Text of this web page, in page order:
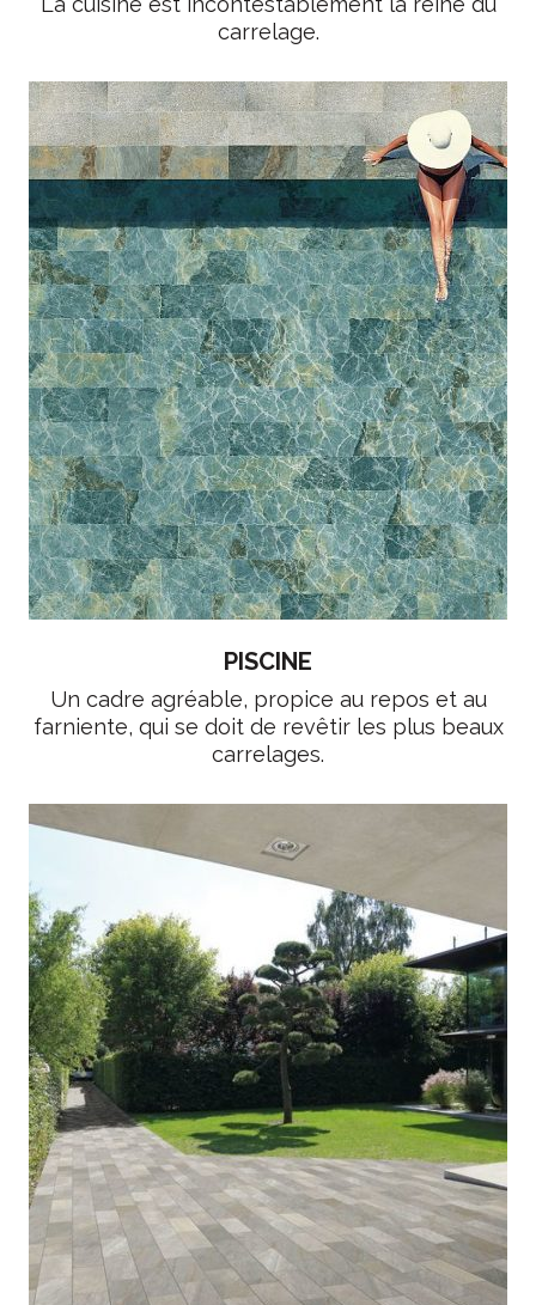
carrelage.
PISCINE
Un cadre agréable, propice au repos et au
farniente, qui se doit de revêtir les plus beaux
carrelages.